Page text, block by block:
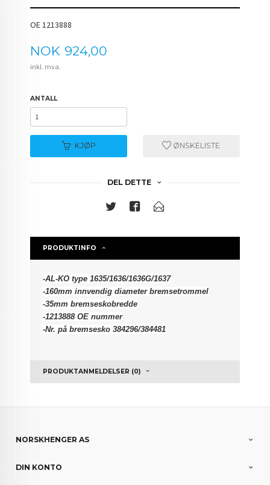
OE 1213888
Pris
NOK 924,00
inkl. mva.
ANTALL
KJØP ØNSKELISTE
DEL DETTE
PRODUKTINFO
-AL-KO type 1635/1636/1636G/1637
-160mm innvendig diameter bremsetrommel
-35mm bremseskobredde
-1213888 OE nummer
-Nr. på bremsesko 384296/384481
PRODUKTANMELDELSER (0)
NORSKHENGER AS
DIN KONTO